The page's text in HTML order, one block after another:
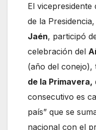
El vicepresidente
de la Presidencia,
Jaén, participó
celebración del
(año del conejo),
de la Primavera,
consecutivo es
país” que se
nacional con el